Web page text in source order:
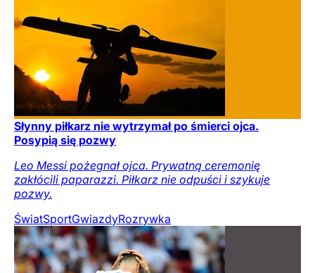
Słynny piłkarz nie wytrzymał po śmierci ojca.
Posypią się pozwy
Leo Messi pożegnał ojca. Prywatną ceremonię
zakłócili paparazzi. Piłkarz nie odpuści i szykuje
pozwy.
ŚwiatSportGwiazdyRozrywka